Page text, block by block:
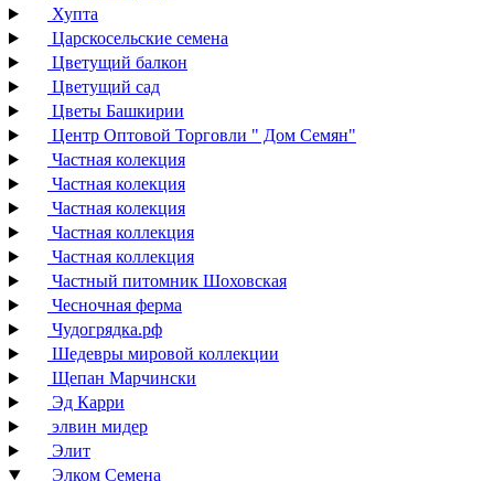
Хупта
Царскосельские семена
Цветущий балкон
Цветущий сад
Цветы Башкирии
Центр Оптовой Торговли " Дом Семян"
Частная колекция
Частная колекция
Частная колекция
Частная коллекция
Частная коллекция
Частный питомник Шоховская
Чесночная ферма
Чудогрядка.рф
Шедевры мировой коллекции
Щепан Марчински
Эд Карри
элвин мидер
Элит
Элком Семена